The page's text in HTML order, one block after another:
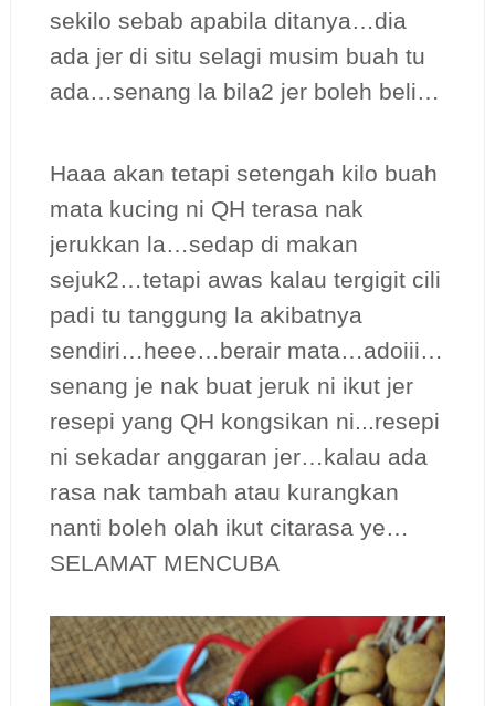
sekilo sebab apabila ditanya…dia
ada jer di situ selagi musim buah tu
ada…senang la bila2 jer boleh beli…
Haaa akan tetapi setengah kilo buah
mata kucing ni QH terasa nak
jerukkan la…sedap di makan
sejuk2…tetapi awas kalau tergigit cili
padi tu tanggung la akibatnya
sendiri…heee…berair mata…adoiii…
senang je nak buat jeruk ni ikut jer
resepi yang QH kongsikan ni...resepi
ni sekadar anggaran jer…kalau ada
rasa nak tambah atau kurangkan
nanti boleh olah ikut citarasa ye…
SELAMAT MENCUBA